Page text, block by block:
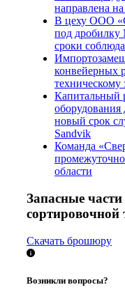
направлена
В цеху ООО
под дробилку
сроки
конвейерных
техническому
Капитальный
новый срок
Sandvik
Команда
области
Запасные
сортировочной
Скачать брошюру
Возникли вопросы?